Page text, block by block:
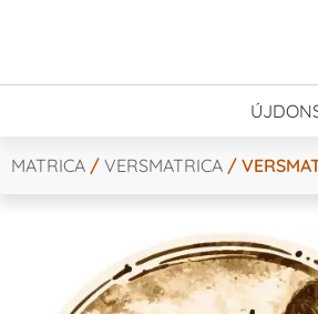
MATRICA / VERSMATRICA /